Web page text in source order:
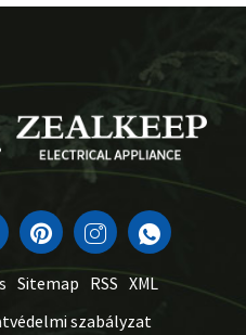
Sitemap RSS XML
szabályzat